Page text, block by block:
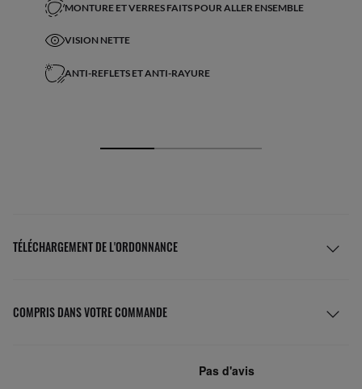
MONTURE ET VERRES FAITS POUR ALLER ENSEMBLE
VISION NETTE
ANTI-REFLETS ET ANTI-RAYURE
TÉLÉCHARGEMENT DE L'ORDONNANCE
COMPRIS DANS VOTRE COMMANDE